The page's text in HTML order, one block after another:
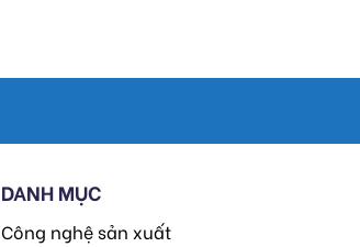
DANH MỤC
Công nghệ sản xuất